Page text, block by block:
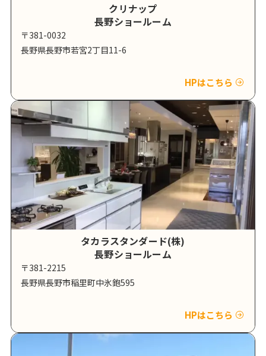
クリナップ
長野ショールーム
〒381-0032
長野県長野市若宮2丁目11-6
HPはこちら
タカラスタンダード(株)
長野ショールーム
〒381-2215
長野県長野市稲里町中氷鉋595
HPはこちら